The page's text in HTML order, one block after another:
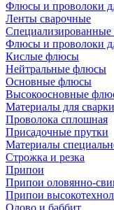
Флюсы и проволоки
Ленты сварочные
Специализированные
Флюсы и проволоки
Кислые флюсы
Нейтральные флюсы
Основные флюсы
Высокоосновные
Материалы для
Проволока сплошная
Присадочные прутки
Материалы
Строжка и резка
Припои
Припои оловянно-
Припои
Олово и баббит